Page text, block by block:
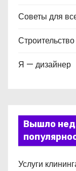
Советы для
Строительство
Я — дизайнер
Вышло
Услуги